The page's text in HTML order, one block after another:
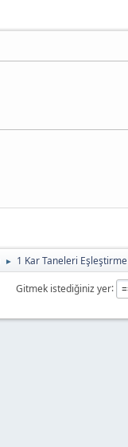
► 1 Kar Taneleri
Gitmek istediğiniz yer